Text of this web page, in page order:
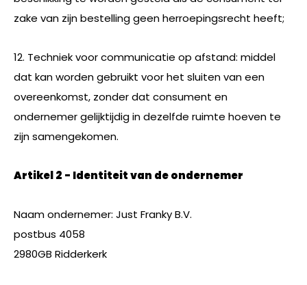
zake van zijn bestelling geen herroepingsrecht heeft;
12. Techniek voor communicatie op afstand: middel
dat kan worden gebruikt voor het sluiten van een
overeenkomst, zonder dat consument en
ondernemer gelijktijdig in dezelfde ruimte hoeven te
zijn samengekomen.
Artikel 2 - Identiteit van de ondernemer
Naam ondernemer: Just Franky B.V.
postbus 4058
2980GB Ridderkerk